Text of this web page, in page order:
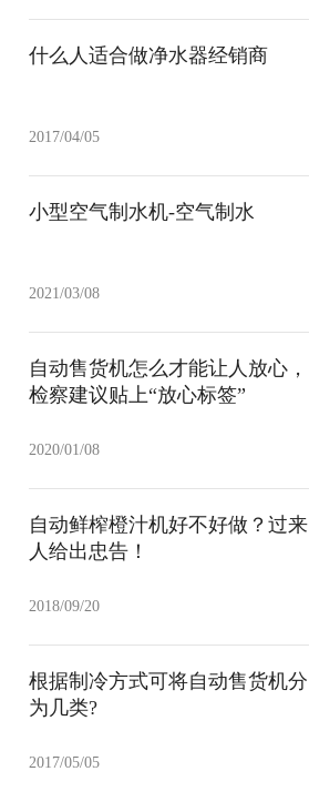
什么人适合做净水器经销商
2017/04/05
小型空气制水机-空气制水
2021/03/08
自动售货机怎么才能让人放心，
检察建议贴上“放心标签”
2020/01/08
自动鲜榨橙汁机好不好做？过来
人给出忠告！
2018/09/20
根据制冷方式可将自动售货机分
为几类?
2017/05/05